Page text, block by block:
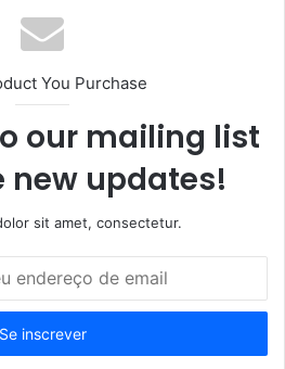
You Purchase
our mailing list
new updates!
sit amet, consectetur.